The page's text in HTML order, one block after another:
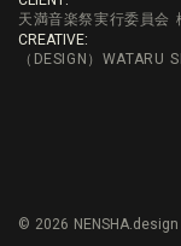
天満音楽祭実行委員会
CREATIVE:
（DESIGN）WATARU
© 2026 NENSHA.design